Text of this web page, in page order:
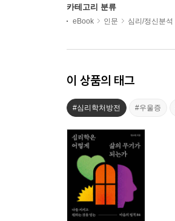
카테고리 분류
eBook 인문 심리/정신분석
이 상품의 태그
#심리학처방전 #우울증